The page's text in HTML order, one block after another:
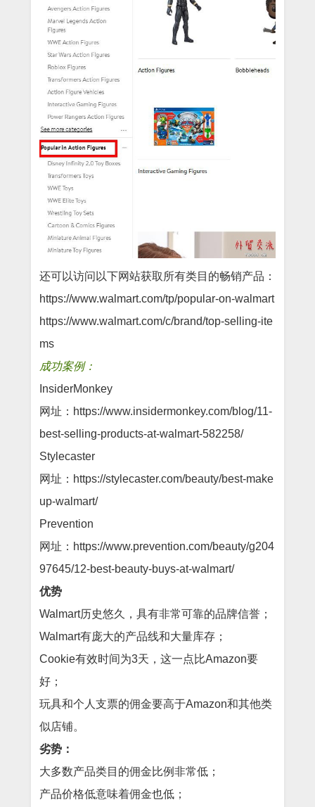
还可以访问以下网站获取所有类目的畅销产品：
https://www.walmart.com/tp/popular-on-walmart
https://www.walmart.com/c/brand/top-selling-ite
ms
成功案例：
InsiderMonkey
网址：https://www.insidermonkey.com/blog/11-
best-selling-products-at-walmart-582258/
Stylecaster
网址：https://stylecaster.com/beauty/best-make
up-walmart/
Prevention
网址：https://www.prevention.com/beauty/g204
97645/12-best-beauty-buys-at-walmart/
优势
Walmart历史悠久，具有非常可靠的品牌信誉；
Walmart有庞大的产品线和大量库存；
Cookie有效时间为3天，这一点比Amazon要
好；
玩具和个人支票的佣金要高于Amazon和其他类
似店铺。
劣势：
大多数产品类目的佣金比例非常低；
产品价格低意味着佣金也低；